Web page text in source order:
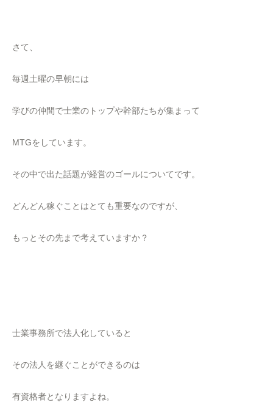
さて、
毎週土曜の早朝には
学びの仲間で士業のトップや幹部たちが集まって
MTGをしています。
その中で出た話題が経営のゴールについてです。
どんどん稼ぐことはとても重要なのですが、
もっとその先まで考えていますか？
士業事務所で法人化していると
その法人を継ぐことができるのは
有資格者となりますよね。